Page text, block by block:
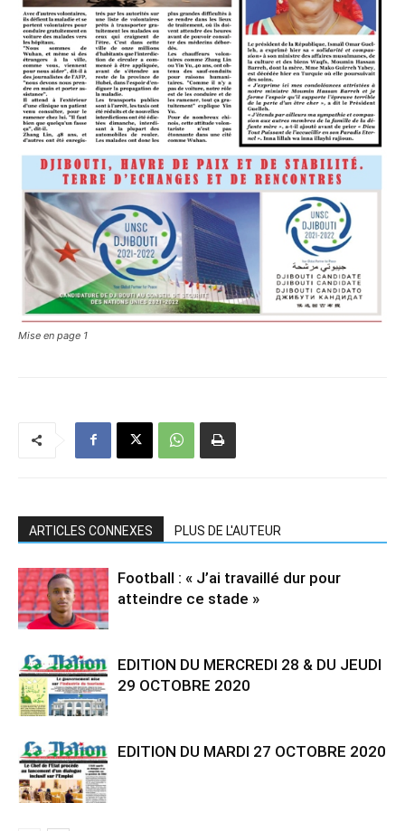
Mise en page 1
ARTICLES CONNEXES PLUS DE L'AUTEUR
Football : « J’ai travaillé dur pour
atteindre ce stade »
EDITION DU MERCREDI 28 & DU JEUDI
29 OCTOBRE 2020
EDITION DU MARDI 27 OCTOBRE 2020